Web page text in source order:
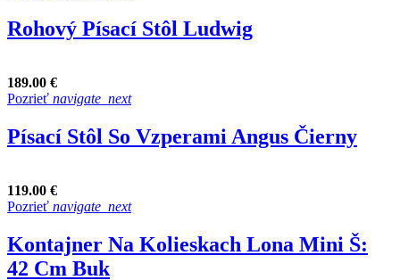
Rohový Písací Stôl Ludwig
189.00 €
Pozrieť navigate_next
Písací Stôl So Vzperami Angus Čierny
119.00 €
Pozrieť navigate_next
Kontajner Na Kolieskach Lona Mini Š:
42 Cm Buk